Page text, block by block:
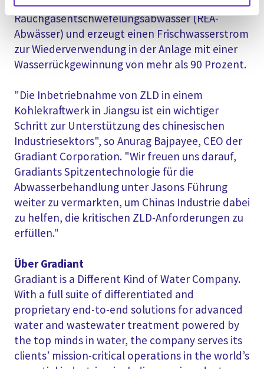
behandelt stark verunreinigte
Rauchgasentschwefelungsabwässer (REA-
Abwässer) und erzeugt einen Frischwasserstrom
zur Wiederverwendung in der Anlage mit einer
Wasserrückgewinnung von mehr als 90 Prozent.
"Die Inbetriebnahme von ZLD in einem
Kohlekraftwerk in Jiangsu ist ein wichtiger
Schritt zur Unterstützung des chinesischen
Industriesektors", so Anurag Bajpayee, CEO der
Gradiant Corporation. "Wir freuen uns darauf,
Gradiants Spitzentechnologie für die
Abwasserbehandlung unter Jasons Führung
weiter zu vermarkten, um Chinas Industrie dabei
zu helfen, die kritischen ZLD-Anforderungen zu
erfüllen."
Über Gradiant
Gradiant is a Different Kind of Water Company.
With a full suite of differentiated and
proprietary end-to-end solutions for advanced
water and wastewater treatment powered by
the top minds in water, the company serves its
clients’ mission-critical operations in the world’s